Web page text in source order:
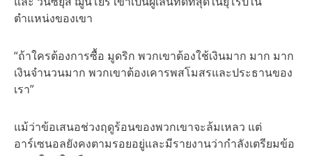
ตำแหน่งของเขา
“ถ้าใครต้องการซื้อ มูดริก พวกเขาต้องใช้เงินมาก มาก มาก
เงินจำนวนมาก พวกเขาต้องเคารพสโมสรและประธานของ
เรา”
แม้ว่าข้อเสนอช่วงฤดูร้อนของพวกเขาจะล้มเหลว แต่
อาร์เซนอลยังคงตามรอยอยู่และมีรายงานว่ากำลังเตรียมข้อ